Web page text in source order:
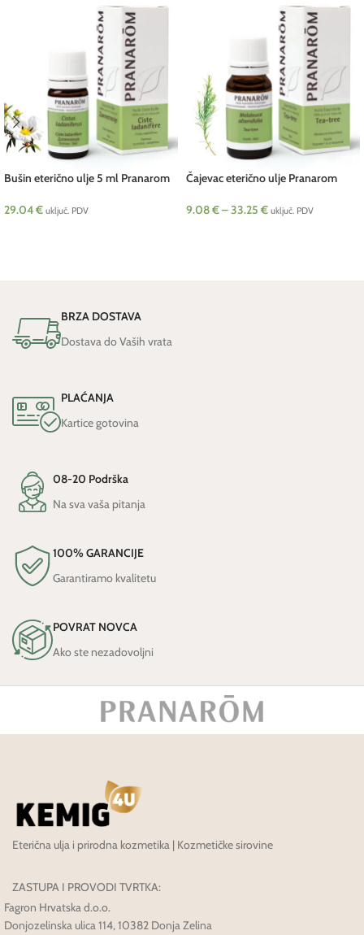
Bušin eterično ulje 5 ml Pranarom
29.04€ uključ. PDV
Čajevac eterično ulje Pranarom
9.08€–33.25 € uključ. PDV
BRZA DOSTAVA
Dostava do Vaših vrata
PLAĆANJA
Kartice gotovina
08-20 Podrška
Na sva vaša pitanja
100% GARANCIJE
Garantiramo kvalitetu
POVRAT NOVCA
Ako ste nezadovoljni
Eterična ulja i prirodna kozmetika | Kozmetičke sirovine
ZASTUPA I PROVODI TVRTKA:
Fagron Hrvatska d.o.o.
Donjozelinska ulica 114, 10382 Donja Zelina